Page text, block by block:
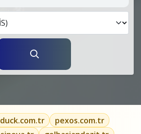
duck.com.tr
pexos.com.tr